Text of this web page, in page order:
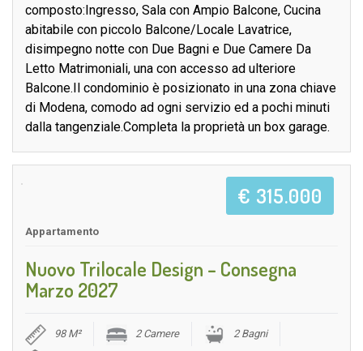
composto:Ingresso, Sala con Ampio Balcone, Cucina
abitabile con piccolo Balcone/Locale Lavatrice,
disimpegno notte con Due Bagni e Due Camere Da
Letto Matrimoniali, una con accesso ad ulteriore
Balcone.Il condominio è posizionato in una zona chiave
di Modena, comodo ad ogni servizio ed a pochi minuti
dalla tangenziale.Completa la proprietà un box garage.
Appartamento
Nuovo Trilocale Design – Consegna
Marzo 2027
€ 315.000
98 M² 2 Camere
2 Bagni